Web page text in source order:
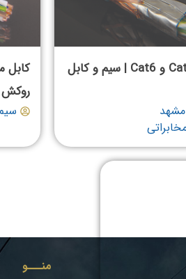
کابل شبکه Cat5e و Cat6 | سیم و کابل
کابل
روکش PVC | سیم و کابل مشهد
منـــو